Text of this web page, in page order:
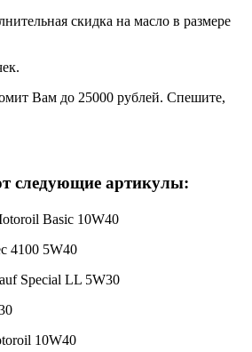
скидка на масло в размере
Вам до 25000 рублей. Спешите,
следующие артикулы:
Basic 10W40
4100 5W40
Special LL 5W30
10W40